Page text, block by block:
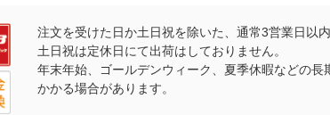
注文を受けた日か土日祝を除いた、通常3営業日以内
土日祝は定休日にて出荷はしておりません。
年末年始、ゴールデンウィーク、夏季休暇などの長
かかる場合があります。